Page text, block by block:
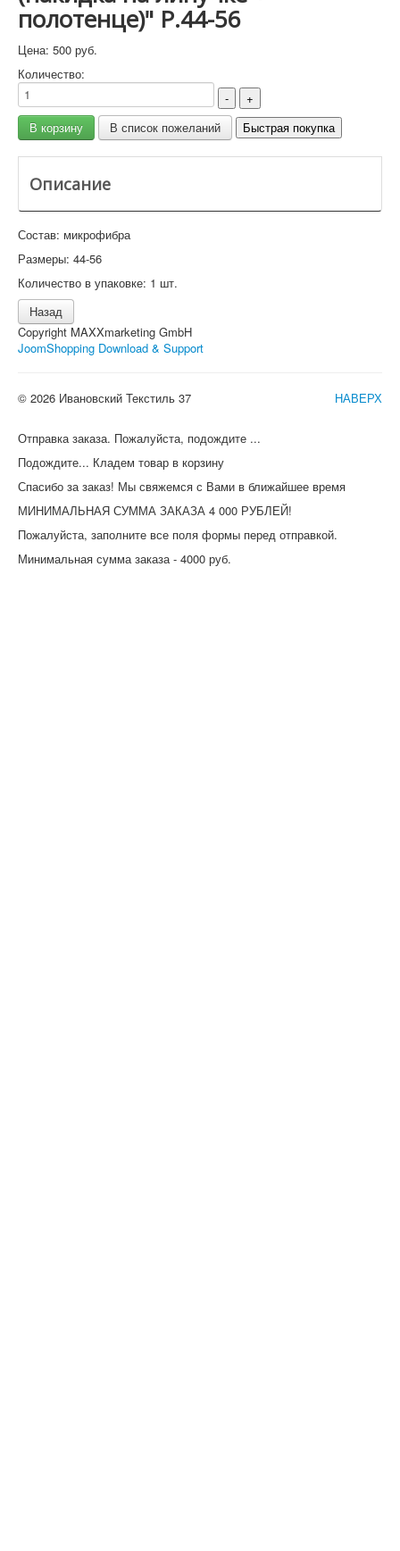
полотенце)" Р.44-56
Цена: 500 руб.
Количество:
Описание
Состав: микрофибра
Размеры: 44-56
Количество в упаковке: 1 шт.
Copyright MAXXmarketing GmbH
JoomShopping Download & Support
НАВЕРХ
© 2026 Ивановский Текстиль 37
Отправка заказа. Пожалуйста, подождите ...
Подождите... Кладем товар в корзину
Спасибо за заказ! Мы свяжемся с Вами в ближайшее время
МИНИМАЛЬНАЯ СУММА ЗАКАЗА 4 000 РУБЛЕЙ!
Пожалуйста, заполните все поля формы перед отправкой.
Минимальная сумма заказа - 4000 руб.